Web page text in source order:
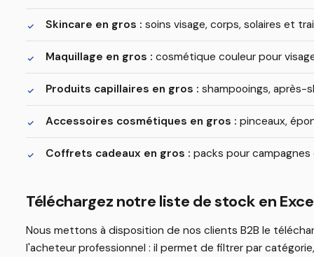
Skincare en gros : soins visage, corps, solaires et
Maquillage en gros : cosmétique couleur pour
Produits capillaires en gros : shampooings, après-
Accessoires cosmétiques en gros : pinceaux,
Coffrets cadeaux en gros : packs pour campagnes
Téléchargez notre liste de stock en
Nous mettons à disposition de nos clients B2B le
l'acheteur professionnel : il permet de filtrer par